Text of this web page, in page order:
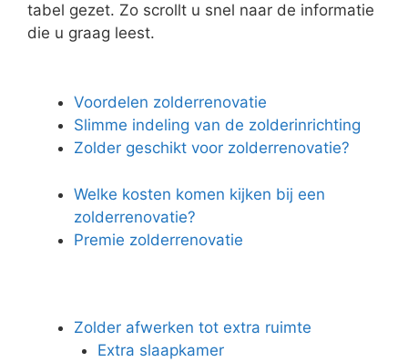
tabel gezet. Zo scrollt u snel naar de informatie
die u graag leest.
Voordelen zolderrenovatie
Slimme indeling van de zolderinrichting
Zolder geschikt voor zolderrenovatie?
Welke kosten komen kijken bij een
zolderrenovatie?
Premie zolderrenovatie
Zolder afwerken tot extra ruimte
Extra slaapkamer